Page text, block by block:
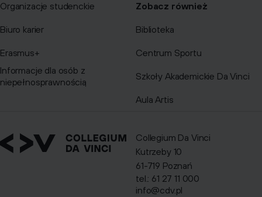
Organizacje studenckie
Biuro karier
Erasmus+
Informacje dla osób z
niepełnosprawnością
Zobacz również
Biblioteka
Centrum Sportu
Szkoły Akademickie Da Vinci
Aula Artis
Collegium Da Vinci
Kutrzeby 10
61-719 Poznań
tel.: 61 27 11 000
info@cdv.pl